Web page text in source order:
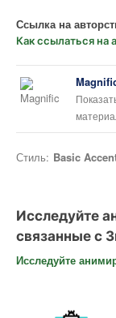
Ссылка на
Как ссылаться на
Стиль: Basic
Исследуйте
связанные с
Исследуйте